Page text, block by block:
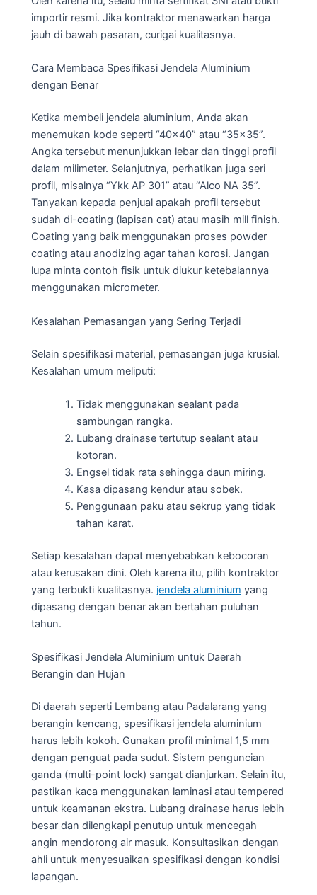
importir resmi. Jika kontraktor menawarkan harga
jauh di bawah pasaran, curigai kualitasnya.
Cara Membaca Spesifikasi Jendela Aluminium
dengan Benar
Ketika membeli jendela aluminium, Anda akan
menemukan kode seperti “40×40” atau “35×35”.
Angka tersebut menunjukkan lebar dan tinggi profil
dalam milimeter. Selanjutnya, perhatikan juga seri
profil, misalnya “Ykk AP 301” atau “Alco NA 35”.
Tanyakan kepada penjual apakah profil tersebut
sudah di-coating (lapisan cat) atau masih mill finish.
Coating yang baik menggunakan proses powder
coating atau anodizing agar tahan korosi. Jangan
lupa minta contoh fisik untuk diukur ketebalannya
menggunakan micrometer.
Kesalahan Pemasangan yang Sering Terjadi
Selain spesifikasi material, pemasangan juga krusial.
Kesalahan umum meliputi:
Tidak menggunakan sealant pada
sambungan rangka.
Lubang drainase tertutup sealant atau
kotoran.
Engsel tidak rata sehingga daun miring.
Kasa dipasang kendur atau sobek.
Penggunaan paku atau sekrup yang tidak
tahan karat.
Setiap kesalahan dapat menyebabkan kebocoran
atau kerusakan dini. Oleh karena itu, pilih kontraktor
yang terbukti kualitasnya. jendela aluminium yang
dipasang dengan benar akan bertahan puluhan
tahun.
Spesifikasi Jendela Aluminium untuk Daerah
Berangin dan Hujan
Di daerah seperti Lembang atau Padalarang yang
berangin kencang, spesifikasi jendela aluminium
harus lebih kokoh. Gunakan profil minimal 1,5 mm
dengan penguat pada sudut. Sistem penguncian
ganda (multi-point lock) sangat dianjurkan. Selain itu,
pastikan kaca menggunakan laminasi atau tempered
untuk keamanan ekstra. Lubang drainase harus lebih
besar dan dilengkapi penutup untuk mencegah
angin mendorong air masuk. Konsultasikan dengan
ahli untuk menyesuaikan spesifikasi dengan kondisi
lapangan.